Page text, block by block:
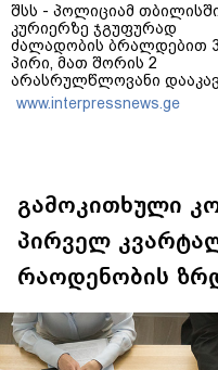
შსს - პოლიციამ
კურიერზე ჯგუფურად
ძალადობის ბრალდებით 3
პირი, მათ შორის 2
არასრულწლოვანი
- კიდევ 2 პირის დაკავების
მიზნით კი შესაბამისი
www.interpressnews.ge
გამოკითხული
პირველ
რაოდენობის